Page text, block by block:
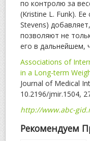
по контролю за
(Kristine L. Funk).
Stevens)
позволяют не
его в дальнейшем,
Associations of
in a Long-term
Journal of Medical
10.2196/jmir.1504,
http://www.abc-
Рекомендуем